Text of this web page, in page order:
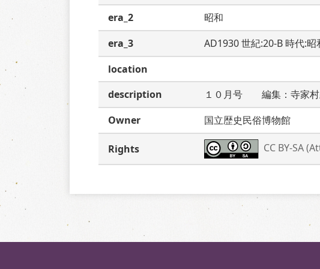
era_2
昭和
era_3
AD1930 世紀:20-B 時代:
location
description
１０月号　　編集：寺家
Owner
国立歴史民俗博物館
Rights CC BY-SA